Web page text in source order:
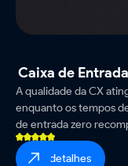
Caixa de
A qualidade da CX
enquanto os tempos
de entrada zero
resolução.
ver detalhes